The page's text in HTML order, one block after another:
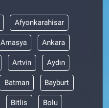
Afyonkarahisar
Amasya Ankara
Artvin Aydın
Batman Bayburt
Bitlis Bolu